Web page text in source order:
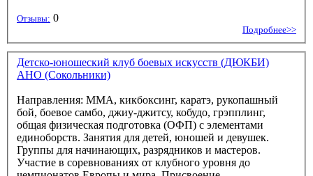
Отзывы: 0
Подробнее>>
Детско-юношеский клуб боевых искусств (ДЮКБИ)
АНО (Сокольники)
Направления: ММА, кикбоксинг, каратэ, рукопашный
бой, боевое самбо, джиу-джитсу, кобудо, грэпплинг,
общая физическая подготовка (ОФП) с элементами
единоборств. Занятия для детей, юношей и девушек.
Группы для начинающих, разрядников и мастеров.
Участие в соревнованиях от клубного уровня до